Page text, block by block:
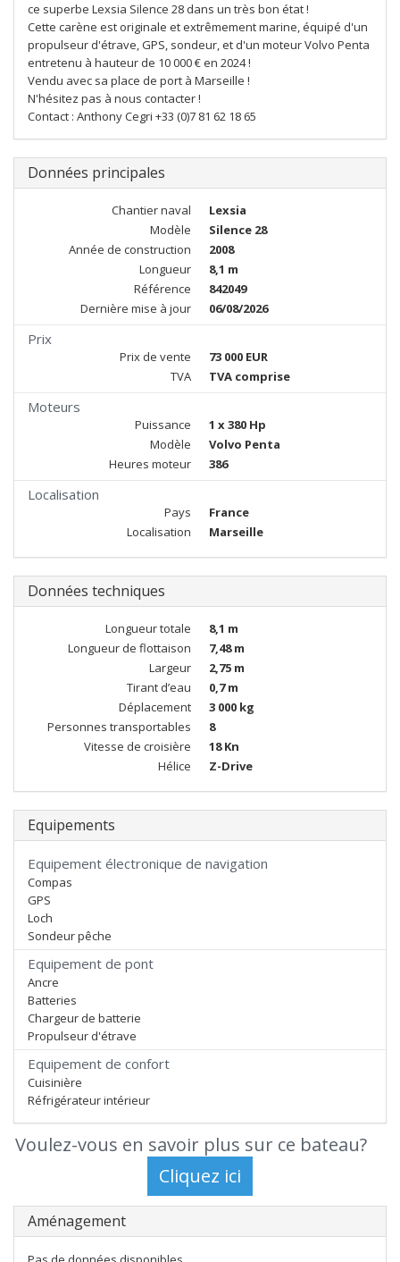
ce superbe Lexsia Silence 28 dans un très bon état !
Cette carène est originale et extrêmement marine, équipé d'un
propulseur d'étrave, GPS, sondeur, et d'un moteur Volvo Penta
entretenu à hauteur de 10 000 € en 2024 !
Vendu avec sa place de port à Marseille !
N'hésitez pas à nous contacter !
Contact : Anthony Cegri +33 (0)7 81 62 18 65
Données principales
Chantier naval
Lexsia
Modèle
Silence 28
Année de construction
2008
Longueur
8,1 m
Référence
842049
Dernière mise à jour
06/08/2026
Prix
Prix de vente
73 000 EUR
TVA
TVA comprise
Moteurs
Puissance
1 x 380 Hp
Modèle
Volvo Penta
Heures moteur
386
Localisation
Pays
France
Localisation
Marseille
Données techniques
Longueur totale
8,1 m
Longueur de flottaison
7,48 m
Largeur
2,75 m
Tirant d’eau
0,7 m
Déplacement
3 000 kg
Personnes transportables
8
Vitesse de croisière
18 Kn
Hélice
Z-Drive
Equipements
Equipement électronique de navigation
Compas
GPS
Loch
Sondeur pêche
Equipement de pont
Ancre
Batteries
Chargeur de batterie
Propulseur d'étrave
Equipement de confort
Cuisinière
Réfrigérateur intérieur
Voulez-vous en savoir plus sur ce bateau?
Aménagement